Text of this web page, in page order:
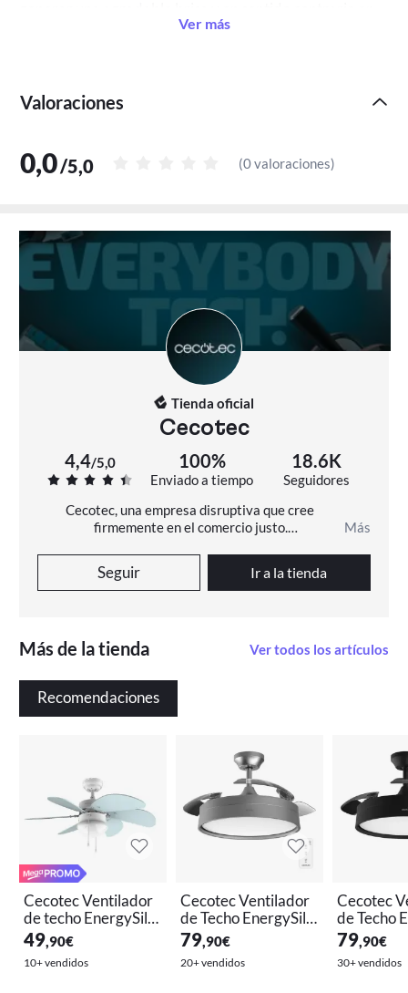
invierno para impulsar el aire caliente concentrado en el
seleccionada una velocidad el ventilador es capaz de
suave y cómoda.
Ver más
Valoraciones
0,0/5,0 (0 valoraciones)
Tienda oficial
Cecotec
4,4/5,0 100%
Enviado a tiempo
18.6K
Seguidores
Cecotec, una empresa disruptiva que cree
firmemente en el comercio justo.
Más
Seguir Ir a la tienda
Más de la tienda Ver todos los artículos
Recomendaciones
Cecotec Ventilador
de techo EnergySile
nce 3600 Vision Sky.
50 W, Diámetro 92 c
m, Lámpara, 3 Veloc
49,90€
10+ vendidos
Cecotec Ventilador
de Techo EnergySile
nce Aero 4200 Invisi
ble Steel
79,90€
20+ vendidos
Cecotec
de Techo
nce Aero
ble Black
79,90€
30+ vendidos